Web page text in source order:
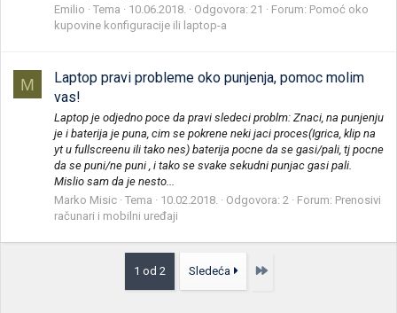
Emilio
Tema 10.06.2018. Odgovora: 21 Forum: Pomoć oko
kupovine konfiguracije ili laptop-a
M
Laptop pravi probleme oko punjenja, pomoc molim
vas!
Laptop je odjedno poce da pravi sledeci problm: Znaci, na punjenju
je i baterija je puna, cim se pokrene neki jaci proces(Igrica, klip na
yt u fullscreenu ili tako nes) baterija pocne da se gasi/pali, tj pocne
da se puni/ne puni , i tako se svake sekudni punjac gasi pali.
Mislio sam da je nesto...
Marko Misic Tema 10.02.2018. Odgovora: 2 Forum: Prenosivi
računari i mobilni uređaji
1 od 2 Sledeća Poslednja